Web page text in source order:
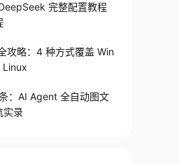
完整配置教程
攻略：4 种方式覆盖 Win
Linux
：AI Agent 全自动图文
实录